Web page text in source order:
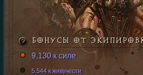
БОНУСЫ ОТ
9,130 к силе
5,544 к живучести